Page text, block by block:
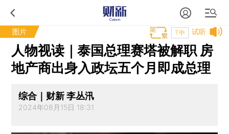
图片 试听
T中
人物视读｜泰国总理赛塔被解职 房
地产商出身入政坛五个月即成总理
综合｜财新 李丛汛
2024年08月15日 18:31